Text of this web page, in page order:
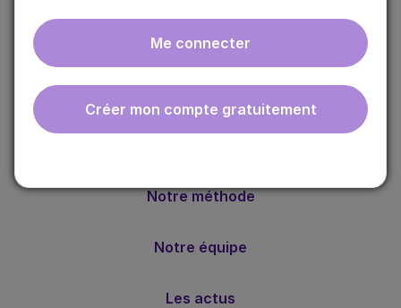
Me connecter
Créer mon compte gratuitement
ebmfrance est une base de connaissances médicales
gratuite adaptée à la pratique de la médecine générale.
Notre méthode
Notre équipe
Les actus